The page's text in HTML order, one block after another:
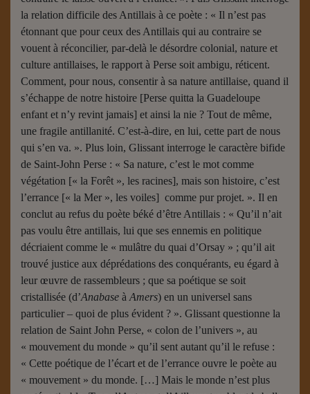
la relation difficile des Antillais à ce poète : « Il n’est pas
étonnant que pour ceux des Antillais qui au contraire se
vouent à réconcilier, par-delà le désordre colonial, nature et
culture antillaises, le rapport à Perse soit ambigu, réticent.
Comment, pour nous, consentir à sa nature antillaise, quand il
s’échappe de notre histoire [Perse quitta la Guadeloupe
enfant et n’y revint jamais] et ainsi la nie ? Tout de même,
une fragile antillanité. C’est-à-dire, en lui, cette part de nous
qui s’en va. ». Plus loin, Glissant interroge le caractère bifide
de Saint-John Perse : « Sa nature, c’est le mot comme
végétation [« la Forêt », les racines], mais son histoire, c’est
l’errance [« la Mer », les voiles] comme pur projet. ». Il en
conclut au refus du poète béké d’être Antillais : « Qu’il n’ait
pas voulu être antillais, lui que ses ennemis en politique
décriaient comme le « mulâtre du quai d’Orsay » ; qu’il ait
trouvé justice aux déprédations des conquérants, eu égard à
leur œuvre de rassembleurs ; que sa poétique se soit
cristallisée (d’Anabase à Amers) en un universel sans
particulier – quoi de plus évident ? ». Glissant questionne la
relation de Saint John Perse, « colon de l’univers », au
« mouvement du monde » qu’il sent autant qu’il le refuse :
« Cette poétique de l’écart et de l’errance ouvre le poète au
« mouvement » du monde. […] Mais le monde n’est plus